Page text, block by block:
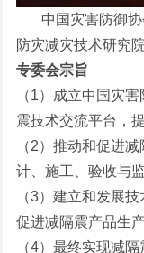
中国灾害防御协
防灾减灾技术研究院
专委会宗旨
（1）成立中国灾
震技术交流平台，
（2）推动和促进
计、施工、验收与
（3）建立和发展
促进减隔震产品生
（4）最终实现减